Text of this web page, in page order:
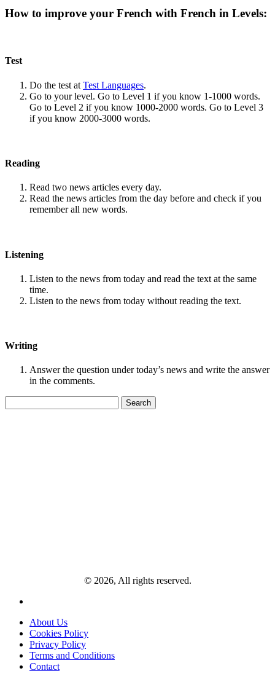
How to improve your French with French in Levels:
Test
Do the test at Test Languages.
Go to your level. Go to Level 1 if you know 1-1000 words.
Go to Level 2 if you know 1000-2000 words. Go to Level 3
if you know 2000-3000 words.
Reading
Read two news articles every day.
Read the news articles from the day before and check if you
remember all new words.
Listening
Listen to the news from today and read the text at the same
time.
Listen to the news from today without reading the text.
Writing
Answer the question under today’s news and write the answer
in the comments.
for:
© 2026, All rights reserved.
About Us
Cookies Policy
Privacy Policy
Terms and Conditions
Contact